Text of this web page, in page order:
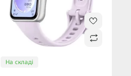
На складі